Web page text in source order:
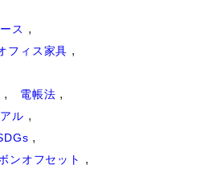
ス
フィス家具
電帳法
ル
ンオフセット